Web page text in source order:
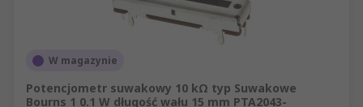
W magazynie
Potencjometr suwakowy 10 kΩ typ Suwakowe
Bourns 1 0.1 W długość wału 15 mm PTA2043-